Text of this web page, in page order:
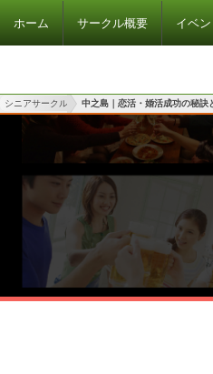
ホーム サークル概要 イベ
シニアサークル 中之島｜恋活・婚活成功の秘訣